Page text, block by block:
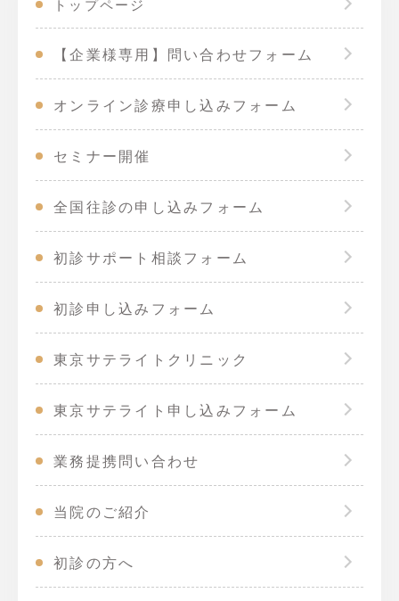
トップページ
【企業様専用】問い合わせフォーム
オンライン診療申し込みフォーム
セミナー開催
全国往診の申し込みフォーム
初診サポート相談フォーム
初診申し込みフォーム
東京サテライトクリニック
東京サテライト申し込みフォーム
業務提携問い合わせ
当院のご紹介
初診の方へ